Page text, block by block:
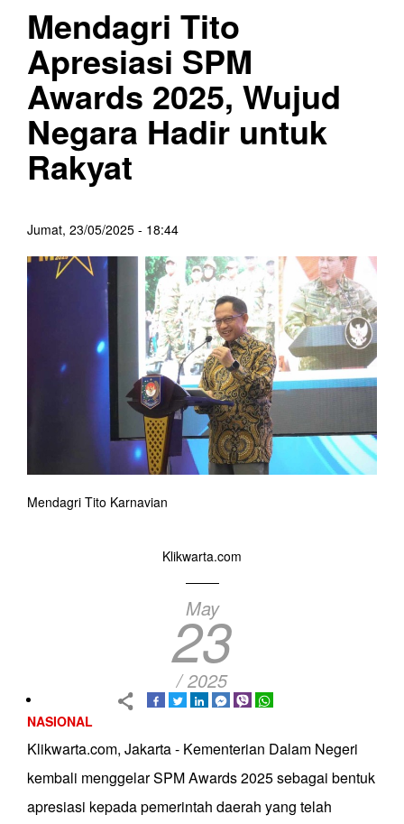
Mendagri Tito
Apresiasi SPM
Awards 2025, Wujud
Negara Hadir untuk
Rakyat
Jumat, 23/05/2025 - 18:44
Mendagri Tito Karnavian
Klikwarta.com
May
23
/ 2025
NASIONAL
Klikwarta.com, Jakarta - Kementerian Dalam Negeri
kembali menggelar SPM Awards 2025 sebagai bentuk
apresiasi kepada pemerintah daerah yang telah